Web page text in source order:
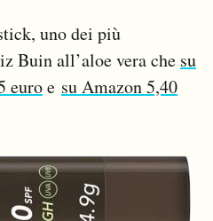
uno dei più
Buin all’aloe vera che su
euroe su Amazon 5,40